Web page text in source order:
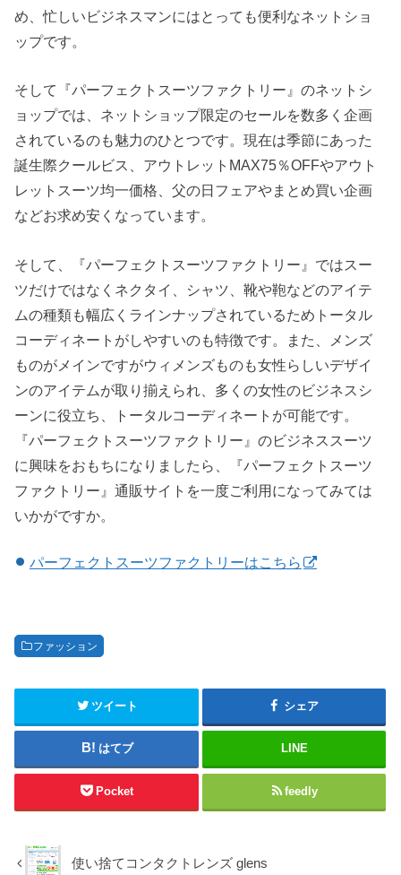
め、忙しいビジネスマンにはとっても便利なネットショ
ップです。
そして『パーフェクトスーツファクトリー』のネットシ
ョップでは、ネットショップ限定のセールを数多く企画
されているのも魅力のひとつです。現在は季節にあった
誕生際クールビス、アウトレットMAX75％OFFやアウト
レットスーツ均一価格、父の日フェアやまとめ買い企画
などお求め安くなっています。
そして、『パーフェクトスーツファクトリー』ではスー
ツだけではなくネクタイ、シャツ、靴や鞄などのアイテ
ムの種類も幅広くラインナップされているためトータル
コーディネートがしやすいのも特徴です。また、メンズ
ものがメインですがウィメンズものも女性らしいデザイ
ンのアイテムが取り揃えられ、多くの女性のビジネスシ
ーンに役立ち、トータルコーディネートが可能です。
『パーフェクトスーツファクトリー』のビジネススーツ
に興味をおもちになりましたら、『パーフェクトスーツ
ファクトリー』通販サイトを一度ご利用になってみては
いかがですか。
パーフェクトスーツファクトリーはこちら
ファッション
ツイート シェア
はてブ LINE
Pocket feedly
使い捨てコンタクトレンズ glens